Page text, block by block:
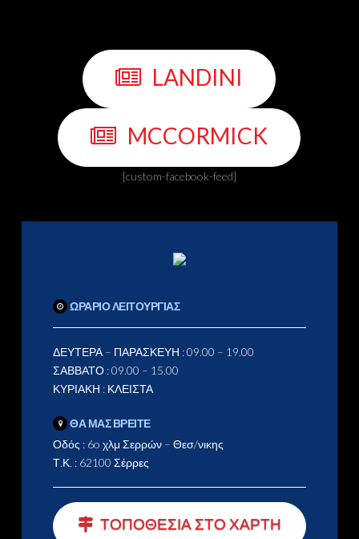
LANDINI
MCCORMICK
[custom-facebook-feed]
ΩΡΑΡΙΟ ΛΕΙΤΟΥΡΓΙΑΣ
ΔΕΥΤΕΡΑ – ΠΑΡΑΣΚΕΥΗ : 09.00 – 19.00
ΣΑΒΒΑΤΟ : 09.00 – 15.00
ΚΥΡΙΑΚΗ : ΚΛΕΙΣΤΑ
ΘΑ ΜΑΣ ΒΡΕΙΤΕ
Οδός : 6o χλμ Σερρών – Θεσ/νικης
Τ.Κ. : 62100 Σέρρες
ΤΟΠΟΘΕΣΙΑ ΣΤΟ ΧΑΡΤΗ